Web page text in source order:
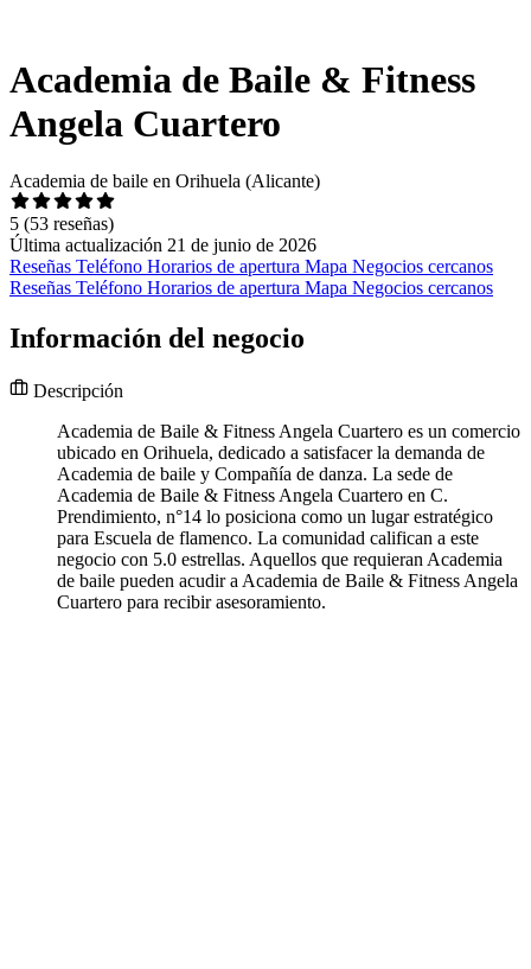
Academia de Baile & Fitness
Angela Cuartero
Academia de baile en Orihuela (Alicante)
5 (53 reseñas)
Última actualización 21 de junio de 2026
Reseñas Teléfono Horarios de apertura Mapa Negocios cercanos
Reseñas Teléfono Horarios de apertura Mapa Negocios cercanos
Información del negocio
Descripción
Academia de Baile & Fitness Angela Cuartero es un comercio
ubicado en Orihuela, dedicado a satisfacer la demanda de
Academia de baile y Compañía de danza. La sede de
Academia de Baile & Fitness Angela Cuartero en C.
Prendimiento, n°14 lo posiciona como un lugar estratégico
para Escuela de flamenco. La comunidad califican a este
negocio con 5.0 estrellas. Aquellos que requieran Academia
de baile pueden acudir a Academia de Baile & Fitness Angela
Cuartero para recibir asesoramiento.